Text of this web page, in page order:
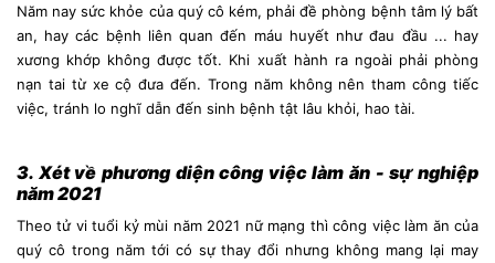
Năm nay sức khỏe của quý cô kém, phải đề phòng bệnh tâm lý bất
an, hay các bệnh liên quan đến máu huyết như đau đầu ... hay
xương khớp không được tốt. Khi xuất hành ra ngoài phải phòng
nạn tai từ xe cộ đưa đến. Trong năm không nên tham công tiếc
việc, tránh lo nghĩ dẫn đến sinh bệnh tật lâu khỏi, hao tài.
3. Xét về phương diện công việc làm ăn - sự nghiệp
năm 2021
Theo tử vi tuổi kỷ mùi năm 2021 nữ mạng thì công việc làm ăn của
quý cô trong năm tới có sự thay đổi nhưng không mang lại may